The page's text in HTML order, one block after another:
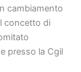
cambiamento
concetto di
presso la Cgil